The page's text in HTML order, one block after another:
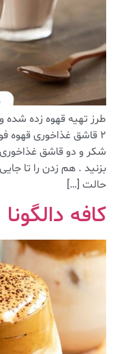
طرز تهیه قهوه زده شده و
۲ قاشق غذاخوری قهوه
شکر و دو قاشق
بزنید . هم زدن را تا
حالت […]
کافه دالگونا